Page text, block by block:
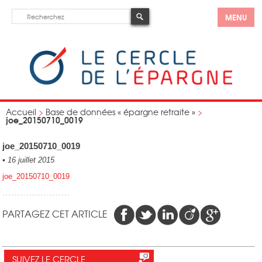
MENU
Accueil > Base de données « épargne retraite » >
joe_20150710_0019
joe_20150710_0019
• 16 juillet 2015
joe_20150710_0019
PARTAGEZ CET ARTICLE
SUIVEZ LE CERCLE